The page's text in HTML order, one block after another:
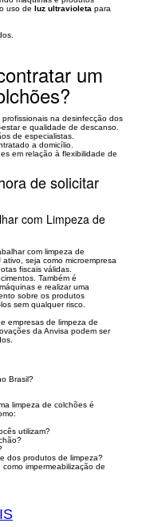
uso de luz ultravioleta para
um
na desinfecção dos
e qualidade de descanso.
de especialistas.
a domicílio.
em relação à flexibilidade de
de solicitar
com Limpeza de
com limpeza de
seja como microempresa
fiscais válidas.
Também é
e realizar uma
sobre os produtos
sem qualquer risco.
empresas de limpeza de
da Anvisa podem ser
Brasil?
limpeza de colchões é
utilizam?
dos produtos de limpeza?
impermeabilização de